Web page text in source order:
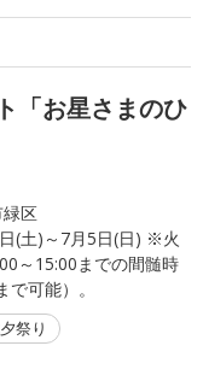
「お星さまのひ
緑区
(土)～7月5日(日) ※火
～15:00までの間髄時
可能）。
祭り